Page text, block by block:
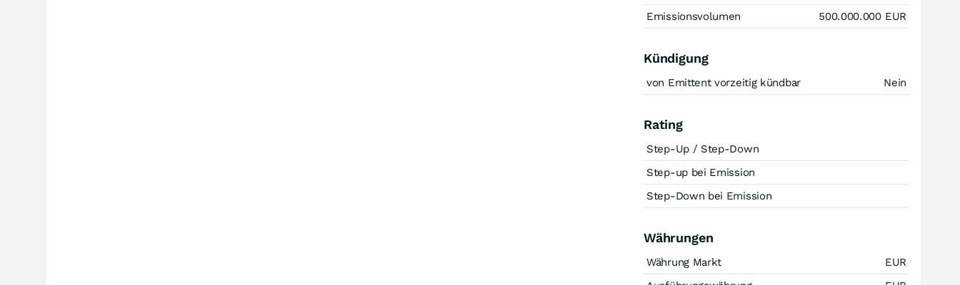
Emissionsvolumen
500.000.000 EUR
Kündigung
von Emittent vorzeitig kündbar Nein
Rating
Step-Up / Step-Down
Step-up bei Emission
Step-Down bei Emission
Währungen
Währung Markt
EUR